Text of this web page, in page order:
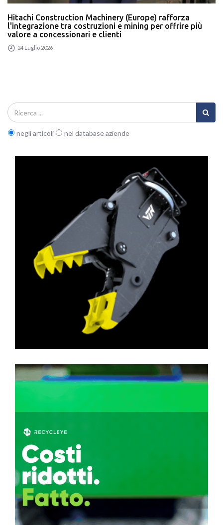
Hitachi Construction Machinery (Europe) rafforza
l'integrazione tra costruzioni e mining per offrire più
valore a concessionari e clienti
24 Luglio 2026
negli articoli nel database aziende